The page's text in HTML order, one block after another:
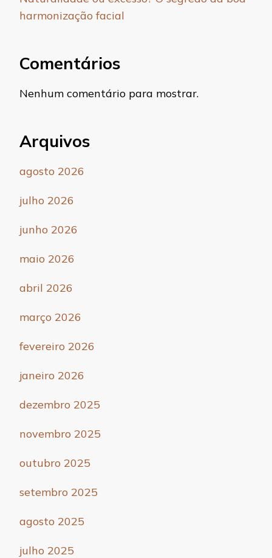
harmonização facial
Comentários
Nenhum comentário para mostrar.
Arquivos
agosto 2026
julho 2026
junho 2026
maio 2026
abril 2026
março 2026
fevereiro 2026
janeiro 2026
dezembro 2025
novembro 2025
outubro 2025
setembro 2025
agosto 2025
julho 2025